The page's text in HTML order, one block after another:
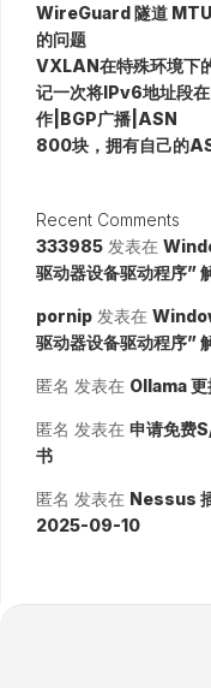
WireGuard 隧道 MTU
的问题
VXLAN在特殊环境下
记一次将IPv6地址段
作|BGP广播|ASN
800块，拥有自己的
Recent Comments
333985 发表在
驱动器设备驱动程序”
pornip 发表在
驱动器设备驱动程序”
匿名 发表在 Ollama 更
匿名 发表在 申请免费
书
匿名 发表在 Nessus
2025-09-10